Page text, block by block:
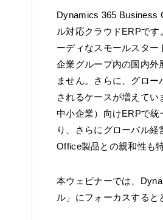
Dynamics 365 Business
ル対応クラウドERPで
ーディなスモールスター
企業グループ内の国内外
ません。さらに、グロ
されるケースが増えて
中小企業）向けERPで
り、さらにグローバル
Office製品との親和性も
本ウェビナーでは、
ル」にフォーカスすると